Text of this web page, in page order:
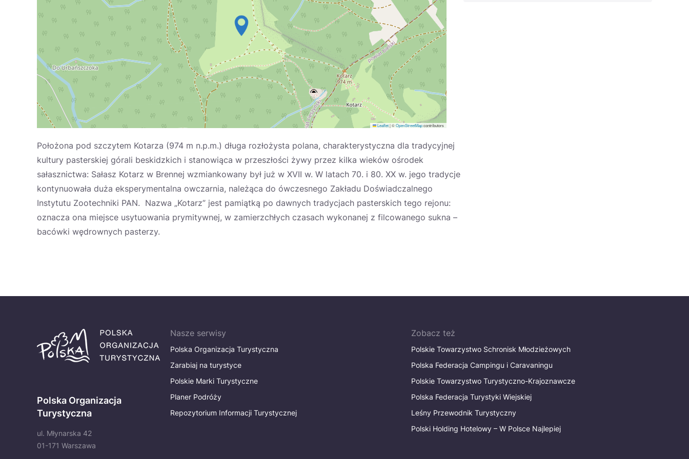
Leaflet|©OpenStreetMapcontributors
Położona pod szczytem Kotarza (974 m n.p.m.) długa rozłożysta polana, charakterystyczna dla tradycyjnej
kultury pasterskiej górali beskidzkich i stanowiąca w przeszłości żywy przez kilka wieków ośrodek
sałasznictwa: Sałasz Kotarz w Brennej wzmiankowany był już w XVII w. W latach 70. i 80. XX w. jego tradycje
kontynuowała duża eksperymentalna owczarnia, należąca do ówczesnego Zakładu Doświadczalnego
Instytutu Zootechniki PAN. Nazwa „Kotarz” jest pamiątką po dawnych tradycjach pasterskich tego rejonu:
oznacza ona miejsce usytuowania prymitywnej, w zamierzchłych czasach wykonanej z filcowanego sukna –
bacówki wędrownych pasterzy.
Polska Organizacja
Turystyczna
ul. Młynarska 42
01-171 Warszawa
Nasze serwisy
Polska Organizacja Turystyczna
Zarabiaj na turystyce
Polskie Marki Turystyczne
Planer Podróży
Repozytorium Informacji Turystycznej
Zobacz też
Polskie Towarzystwo Schronisk Młodzieżowych
Polska Federacja Campingu i Caravaningu
Polskie Towarzystwo Turystyczno-Krajoznawcze
Polska Federacja Turystyki Wiejskiej
Leśny Przewodnik Turystyczny
Polski Holding Hotelowy – W Polsce Najlepiej